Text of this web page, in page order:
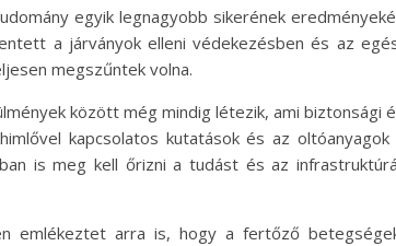
egyik legnagyobb sikerének
a járványok elleni védekezésben és az
megszűntek volna.
között még mindig létezik, ami
kapcsolatos kutatások és az
is meg kell őrizni a tudást és az
emlékeztet arra is, hogy a fertőző